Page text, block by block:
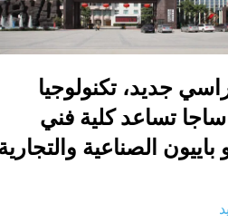
جديد، تكنولوجيا
تساعد كلية فني
باييون الصناعية